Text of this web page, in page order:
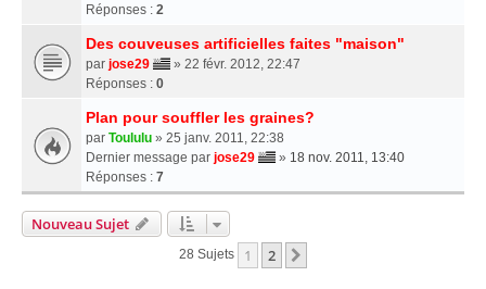
Réponses : 2
Des couveuses artificielles faites "maison"
par jose29
» 22 févr. 2012, 22:47
Réponses : 0
Plan pour souffler les graines?
par Toululu » 25 janv. 2011, 22:38
Dernier message par jose29 » 18 nov. 2011, 13:40
Réponses : 7
Nouveau Sujet
28 Sujets 1 2